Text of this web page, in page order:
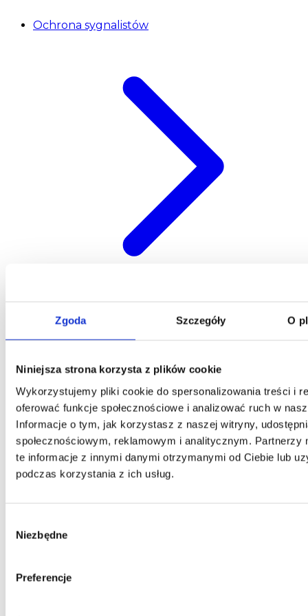
Zgoda Szczegóły O
Niniejsza strona korzysta z plików cookie
Wykorzystujemy pliki cookie do spersonalizowania treści i
oferować funkcje społecznościowe i analizować ruch w
Informacje o tym, jak korzystasz z naszej witryny,
społecznościowym, reklamowym i analitycznym. Partnerzy
te informacje z innymi danymi otrzymanymi od Ciebie lub
podczas korzystania z ich usług.
zgody
Niezbędne
Preferencje
Ochrona sygnalistów